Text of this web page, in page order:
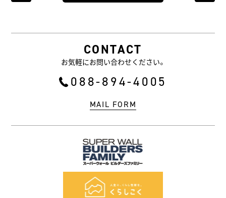
BLOG
COMPANY
STAFF
CONTACT
お気軽にお問い合わせください。
088-894-4005
MAIL FORM